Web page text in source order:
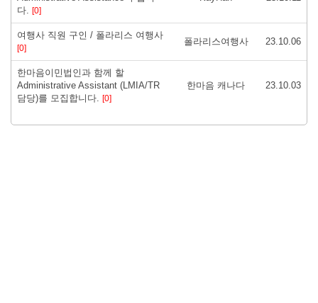
다.
[0]
여행사 직원 구인 / 폴라리스 여행사
[0]
폴라리스여행사 23.10.06
한마음이민법인과 함께 할
Administrative Assistant (LMIA/TR
담당)를 모집합니다.
[0]
한마음 캐나다 23.10.03